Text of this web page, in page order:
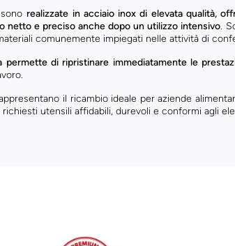
realizzate in acciaio inox di elevata qualità,
netto e preciso anche dopo un utilizzo intensivo.
comunemente impiegati nelle attività di
permette di ripristinare immediatamente le
il ricambio ideale per aziende
utensili affidabili, durevoli e conformi agli